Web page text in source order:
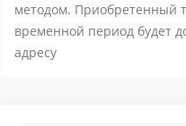
методом. Приобретенный
временной период будет
адресу